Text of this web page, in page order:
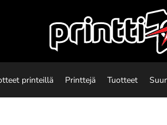
printeillä Printtejä Tuotteet